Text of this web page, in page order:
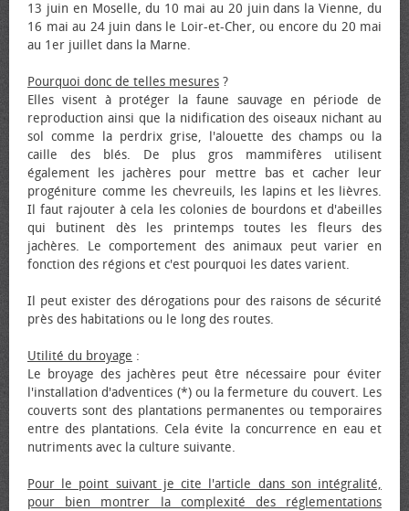
13 juin en Moselle, du 10 mai au 20 juin dans la Vienne, du
16 mai au 24 juin dans le Loir-et-Cher, ou encore du 20 mai
au 1er juillet dans la Marne.
Pourquoi donc de telles mesures ?
Elles visent à protéger la faune sauvage en période de
reproduction ainsi que la nidification des oiseaux nichant au
sol comme la perdrix grise, l'alouette des champs ou la
caille des blés. De plus gros mammifères utilisent
également les jachères pour mettre bas et cacher leur
progéniture comme les chevreuils, les lapins et les lièvres.
Il faut rajouter à cela les colonies de bourdons et d'abeilles
qui butinent dès les printemps toutes les fleurs des
jachères. Le comportement des animaux peut varier en
fonction des régions et c'est pourquoi les dates varient.
Il peut exister des dérogations pour des raisons de sécurité
près des habitations ou le long des routes.
Utilité du broyage :
Le broyage des jachères peut être nécessaire pour éviter
l'installation d'adventices (*) ou la fermeture du couvert. Les
couverts sont des plantations permanentes ou temporaires
entre des plantations. Cela évite la concurrence en eau et
nutriments avec la culture suivante.
Pour le point suivant je cite l'article dans son intégralité,
pour bien montrer la complexité des réglementations